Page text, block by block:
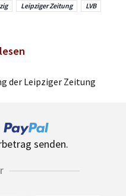
Leipziger Zeitung
LVB
der Leipziger Zeitung
senden.